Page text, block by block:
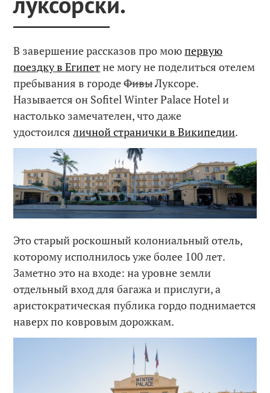
В завершение рассказов про моюпервую
поездку в Египетне могу не поделиться отелем
пребывания в городеФивыЛуксоре.
Называется он Sofitel Winter Palace Hotel и
настолько замечателен, что даже
удостоилсяличной странички в Википедии.
Это старый роскошный колониальный отель,
которому исполнилось уже более 100 лет.
Заметно это на входе: на уровне земли
отдельный вход для багажа и прислуги, а
аристократическая публика гордо поднимается
наверх по ковровым дорожкам.